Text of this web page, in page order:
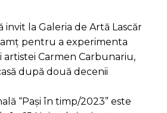
invit la Galeria de Artă Lascăr
pentru a experimenta
Carmen Carbunariu,
după două decenii
“Pași în timp/2023” este